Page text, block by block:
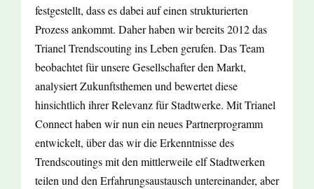
festgestellt, dass es dabei auf einen strukturierten
Prozess ankommt. Daher haben wir bereits 2012 das
Trianel Trendscouting ins Leben gerufen. Das Team
beobachtet für unsere Gesellschafter den Markt,
analysiert Zukunftsthemen und bewertet diese
hinsichtlich ihrer Relevanz für Stadtwerke. Mit Trianel
Connect haben wir nun ein neues Partnerprogramm
entwickelt, über das wir die Erkenntnisse des
Trendscoutings mit den mittlerweile elf Stadtwerken
teilen und den Erfahrungsaustausch untereinander, aber